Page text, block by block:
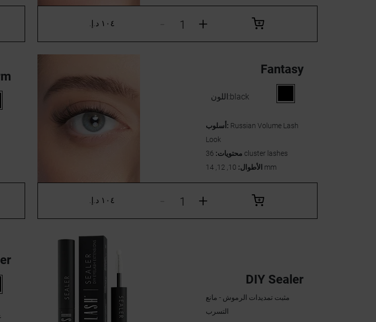
١٠٤ د.إ.‏ +
Fantasy
اللون:black
أسلوب: Russian Volume Lash
Look
محتويات: 36 cluster lashes
الأطوال: 10, 12, 14 mm
١٠٤ د.إ.‏ +
DIY Sealer
مثبت تمديدات الرموش - مانع
التسرب